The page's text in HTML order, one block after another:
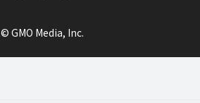
© GMO Media, Inc.